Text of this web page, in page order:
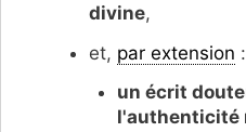
divine,
et, par extension :
un écrit
l'authenticité